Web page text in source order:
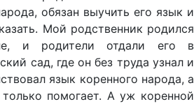
обязан выучить его язык и
Мой родственник родился
и родители отдали его в
сад, где он без труда узнал и
язык коренного народа, а
помогает. А уж коренной